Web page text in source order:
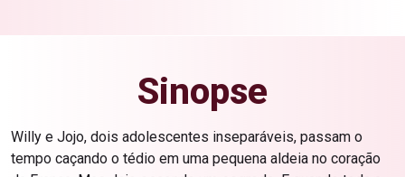
Sinopse
Willy e Jojo, dois adolescentes inseparáveis, passam o
tempo caçando o tédio em uma pequena aldeia no coração